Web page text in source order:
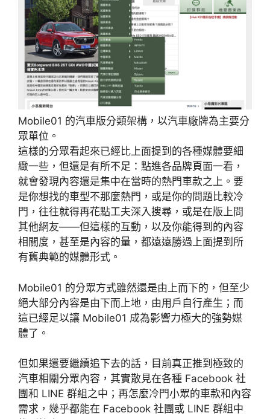
Mobile01 的汽車版分類架構，以汽車廠牌為主要分
眾單位。
這樣的分眾看起來已經比上面提到的各種媒體要細
緻一些，但還是有所不足：點進各品牌頁面一看，
就會發現內容還是集中在當時的熱門車款之上。要
是你想找的車型不那麼熱門，或是你的問題比較冷
門，往往就得再花點工夫深入搜尋，或是在版上問
其他網友——但這樣的互動，以及你能得到的內容
相關度，甚至是內容的量，都遠遠勝過上面提到所
有舊典範的媒體形式。
Mobile01 的分眾方式雖然還是由上而下的，但至少
絕大部分內容是由下而上地，由用戶自行產生；而
這已經足以讓 Mobile01 成為影響力極大的強勢媒
體了。
但如果還要繼續追下去的話，目前真正推到極致的
汽車相關分眾內容，其實散見在各種 Facebook 社
團和 LINE 群組之中；再怎麼冷門小眾的車款和內容
需求，幾乎都能在 Facebook 社團或 LINE 群組中